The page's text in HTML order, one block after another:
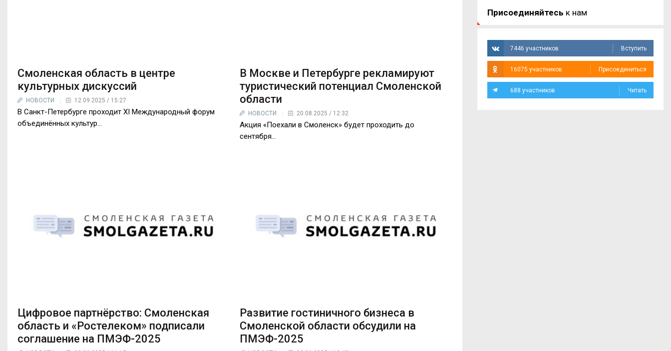
Смоленская область в центре
культурных дискуссий
НОВОСТИ 12.09.2025 / 15:27
В Санкт-Петербурге проходит XI Международный форум
объединённых культур...
В Москве и Петербурге рекламируют
туристический потенциал Смоленской
области
НОВОСТИ 20.08.2025 / 12:32
Акция «Поехали в Смоленск» будет проходить до
сентября…
Цифровое партнёрство: Смоленская
область и «Ростелеком» подписали
соглашение на ПМЭФ-2025
Развитие гостиничного бизнеса в
Смоленской области обсудили на
ПМЭФ-2025
Присоединяйтесь к нам
7446 участников Вступить
16075 участников Присоединиться
688 участников Читать